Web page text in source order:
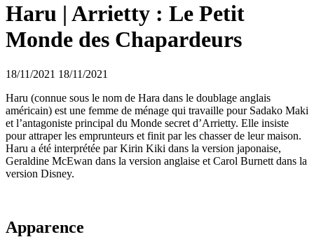
Haru | Arrietty : Le Petit
Monde des Chapardeurs
18/11/2021 18/11/2021
Haru (connue sous le nom de Hara dans le doublage anglais
américain) est une femme de ménage qui travaille pour Sadako Maki
et l’antagoniste principal du Monde secret d’Arrietty. Elle insiste
pour attraper les emprunteurs et finit par les chasser de leur maison.
Haru a été interprétée par Kirin Kiki dans la version japonaise,
Geraldine McEwan dans la version anglaise et Carol Burnett dans la
version Disney.
Apparence